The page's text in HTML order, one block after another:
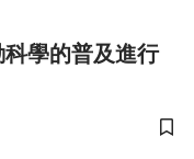
學的普及進行
儲